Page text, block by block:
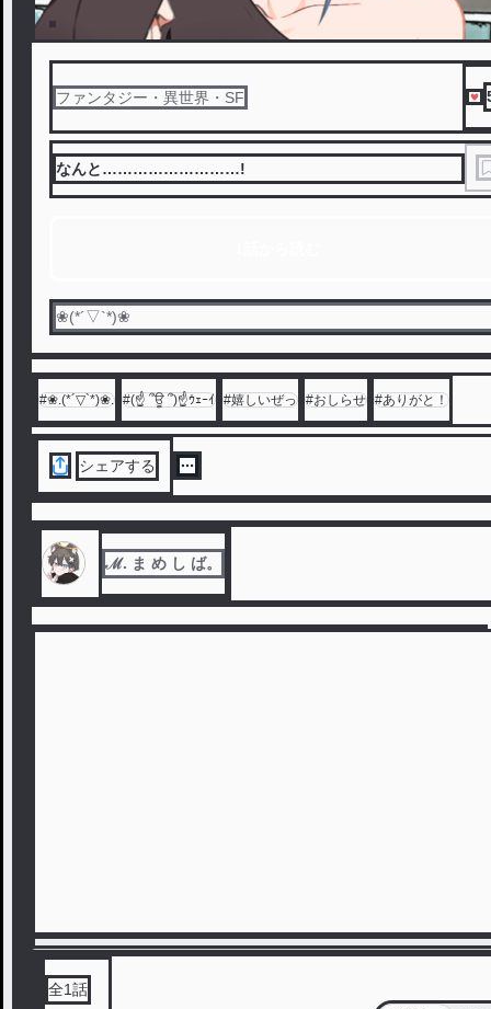
ファンタジー・異世界・SF
なんと………………………!
❀(*´▽`*)❀
#❀.(*´▽`*)❀. #(☝ ՞ਊ ՞)☝ｳｪｰｲ #嬉しいぜっ #おしらせ #ありがと！
シェアする
ℳ. ま め し ば。
全1話